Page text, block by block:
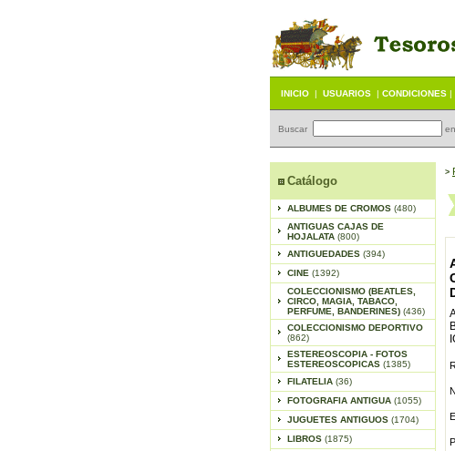
INICIO | USUARIOS | CONDICIONES |
Buscar en
Catálogo
ALBUMES DE CROMOS (480)
ANTIGUAS CAJAS DE
HOJALATA (800)
ANTIGUEDADES (394)
CINE (1392)
COLECCIONISMO (BEATLES,
CIRCO, MAGIA, TABACO,
PERFUME, BANDERINES) (436)
COLECCIONISMO DEPORTIVO
(862)
ESTEREOSCOPIA - FOTOS
ESTEREOSCOPICAS (1385)
FILATELIA (36)
FOTOGRAFIA ANTIGUA (1055)
JUGUETES ANTIGUOS (1704)
LIBROS (1875)
>